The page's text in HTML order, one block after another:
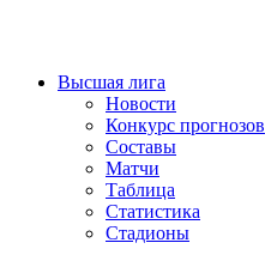
Высшая лига
Новости
Конкурс прогнозов
Составы
Матчи
Таблица
Статистика
Стадионы